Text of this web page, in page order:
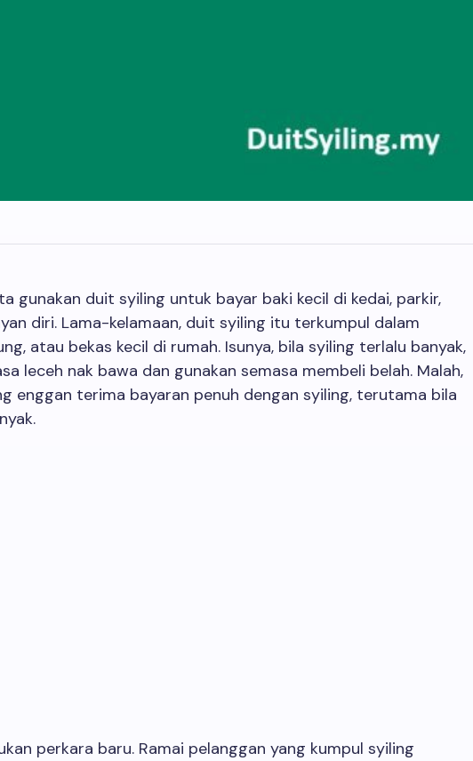
gunakan duit syiling untuk bayar baki kecil di kedai, parkir,
diri. Lama-kelamaan, duit syiling itu terkumpul dalam
atau bekas kecil di rumah. Isunya, bila syiling terlalu banyak,
leceh nak bawa dan gunakan semasa membeli belah. Malah,
enggan terima bayaran penuh dengan syiling, terutama bila
perkara baru. Ramai pelanggan yang kumpul syiling